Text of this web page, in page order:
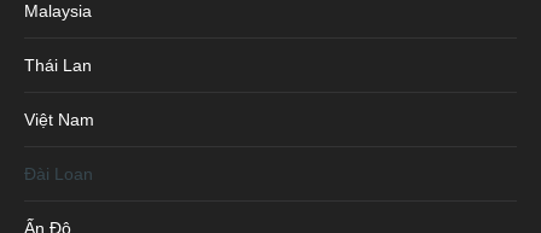
Malaysia
Thái Lan
Việt Nam
Đài Loan
Ấn Độ